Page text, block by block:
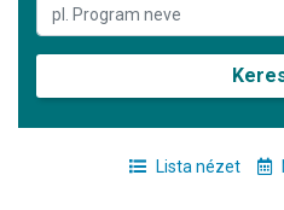
Lista nézet